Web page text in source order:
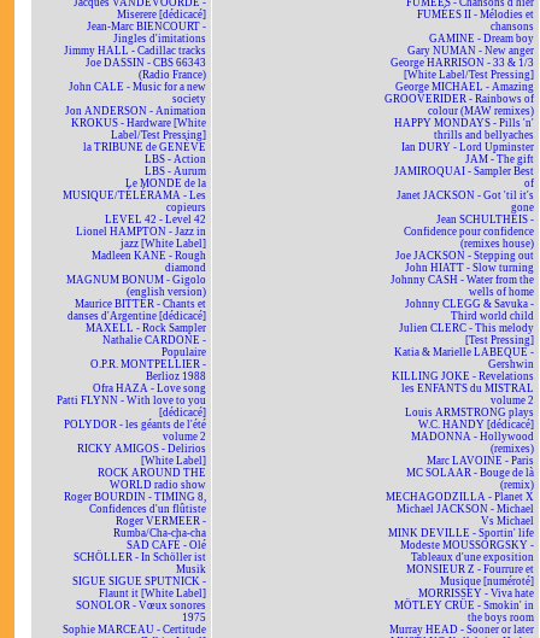
Jacques VANDEVOORDE -
Miserere [dédicacé]
Jean-Marc BIENCOURT -
Jingles d'imitations
Jimmy HALL - Cadillac tracks
Joe DASSIN - CBS 66343
(Radio France)
John CALE - Music for a new
society
Jon ANDERSON - Animation
KROKUS - Hardware [White
Label/Test Pressing]
la TRIBUNE de GENÈVE
LBS - Action
LBS - Aurum
Le MONDE de la
MUSIQUE/TÉLÉRAMA - Les
copieurs
LEVEL 42 - Level 42
Lionel HAMPTON - Jazz in
jazz [White Label]
Madleen KANE - Rough
diamond
MAGNUM BONUM - Gigolo
(english version)
Maurice BITTER - Chants et
danses d'Argentine [dédicacé]
MAXELL - Rock Sampler
Nathalie CARDONE -
Populaire
O.P.R. MONTPELLIER -
Berlioz 1988
Ofra HAZA - Love song
Patti FLYNN - With love to you
[dédicacé]
POLYDOR - les géants de l'été
volume 2
RICKY AMIGOS - Delirios
[White Label]
ROCK AROUND THE
WORLD radio show
Roger BOURDIN - TIMING 8,
Confidences d'un flûtiste
Roger VERMEER -
Rumba/Cha-cha-cha
SAD CAFÉ - Olé
SCHÖLLER - In Schöller ist
Musik
SIGUE SIGUE SPUTNICK -
Flaunt it [White Label]
SONOLOR - Vœux sonores
1975
Sophie MARCEAU - Certitude
FUMÉES - Chansons d'hier
FUMÉES II - Mélodies et
chansons
GAMINE - Dream boy
Gary NUMAN - New anger
George HARRISON - 33 & 1/3
[White Label/Test Pressing]
George MICHAEL - Amazing
GROOVERIDER - Rainbows of
colour (MAW remixes)
HAPPY MONDAYS - Pills 'n'
thrills and bellyaches
Ian DURY - Lord Upminster
JAM - The gift
JAMIROQUAI - Sampler Best
of
Janet JACKSON - Got 'til it's
gone
Jean SCHULTHEIS -
Confidence pour confidence
(remixes house)
Joe JACKSON - Stepping out
John HIATT - Slow turning
Johnny CASH - Water from the
wells of home
Johnny CLEGG & Savuka -
Third world child
Julien CLERC - This melody
[Test Pressing]
Katia & Marielle LABEQUE -
Gershwin
KILLING JOKE - Revelations
les ENFANTS du MISTRAL
volume 2
Louis ARMSTRONG plays
W.C. HANDY [dédicacé]
MADONNA - Hollywood
(remixes)
Marc LAVOINE - Paris
MC SOLAAR - Bouge de là
(remix)
MECHAGODZILLA - Planet X
Michael JACKSON - Michael
Vs Michael
MINK DEVILLE - Sportin' life
Modeste MOUSSORGSKY -
Tableaux d'une exposition
MONSIEUR Z - Fourrure et
Musique [numéroté]
MORRISSEY - Viva hate
MÖTLEY CRÜE - Smokin' in
the boys room
Murray HEAD - Sooner or later